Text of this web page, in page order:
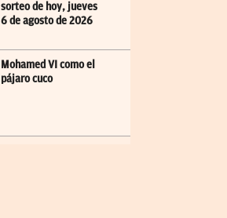
sorteo de hoy, jueves
6 de agosto de 2026
Mohamed VI como el
pájaro cuco